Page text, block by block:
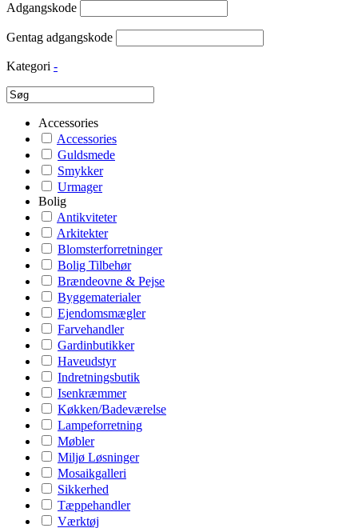
Adgangskode
Gentag adgangskode
Kategori -
Accessories
Accessories
Guldsmede
Smykker
Urmager
Bolig
Antikviteter
Arkitekter
Blomsterforretninger
Bolig Tilbehør
Brændeovne & Pejse
Byggematerialer
Ejendomsmægler
Farvehandler
Gardinbutikker
Haveudstyr
Indretningsbutik
Isenkræmmer
Køkken/Badeværelse
Lampeforretning
Møbler
Miljø Løsninger
Mosaikgalleri
Sikkerhed
Tæppehandler
Værktøj